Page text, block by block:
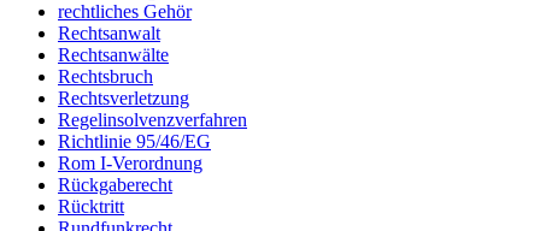
rechtliches Gehör
Rechtsanwalt
Rechtsanwälte
Rechtsbruch
Rechtsverletzung
Regelinsolvenzverfahren
Richtlinie 95/46/EG
Rom I-Verordnung
Rückgaberecht
Rücktritt